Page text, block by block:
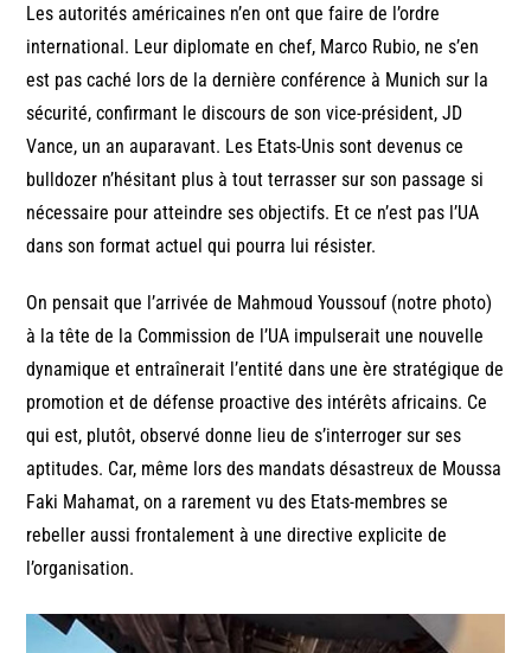
Les autorités américaines n’en ont que faire de l’ordre
international. Leur diplomate en chef, Marco Rubio, ne s’en
est pas caché lors de la dernière conférence à Munich sur la
sécurité, confirmant le discours de son vice-président, JD
Vance, un an auparavant. Les Etats-Unis sont devenus ce
bulldozer n’hésitant plus à tout terrasser sur son passage si
nécessaire pour atteindre ses objectifs. Et ce n’est pas l’UA
dans son format actuel qui pourra lui résister.
On pensait que l’arrivée de Mahmoud Youssouf (notre photo)
à la tête de la Commission de l’UA impulserait une nouvelle
dynamique et entraînerait l’entité dans une ère stratégique de
promotion et de défense proactive des intérêts africains. Ce
qui est, plutôt, observé donne lieu de s’interroger sur ses
aptitudes. Car, même lors des mandats désastreux de Moussa
Faki Mahamat, on a rarement vu des Etats-membres se
rebeller aussi frontalement à une directive explicite de
l’organisation.